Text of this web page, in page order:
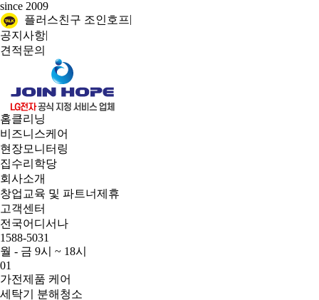
since 2009
플러스친구 조인호프|
공지사항|
견적문의
홈클리닝
비즈니스케어
현장모니터링
집수리학당
회사소개
창업교육 및 파트너제휴
고객센터
전국어디서나
1588-5031
월 - 금 9시 ~ 18시
01
가전제품 케어
세탁기 분해청소